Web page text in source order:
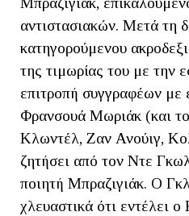
αντιστασιακών. Μετά τη
κατηγορούμενου
της τιμωρίας του με την
επιτροπή συγγραφέων με
Φρανσουά Μωριάκ (και
Κλωντέλ, Ζαν Ανούιγ,
ζητήσει από τον Ντε
ποιητή Μπραζιγιάκ. Ο
χλευαστικά ότι εντέλει